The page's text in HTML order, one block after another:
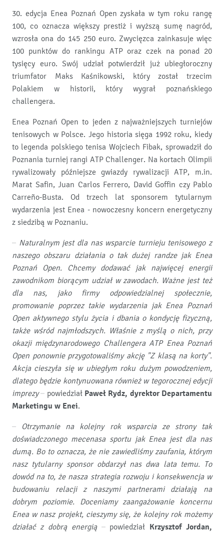
30. edycja Enea Poznań Open zyskała w tym roku rangę
100, co oznacza większy prestiż i wyższą sumę nagród,
wzrosła ona do 145 250 euro. Zwycięzca zainkasuje więc
100 punktów do rankingu ATP oraz czek na ponad 20
tysięcy euro. Swój udział potwierdził już ubiegłoroczny
triumfator Maks Kaśnikowski, który został trzecim
Polakiem w historii, który wygrał poznańskiego
challengera.
Enea Poznań Open to jeden z najważniejszych turniejów
tenisowych w Polsce. Jego historia sięga 1992 roku, kiedy
to legenda polskiego tenisa Wojciech Fibak, sprowadził do
Poznania turniej rangi ATP Challenger. Na kortach Olimpii
rywalizowały późniejsze gwiazdy rywalizacji ATP, m.in.
Marat Safin, Juan Carlos Ferrero, David Goffin czy Pablo
Carreño-Busta. Od trzech lat sponsorem tytularnym
wydarzenia jest Enea - nowoczesny koncern energetyczny
z siedzibą w Poznaniu.
– Naturalnym jest dla nas wsparcie turnieju tenisowego z
naszego obszaru działania o tak dużej randze jak Enea
Poznań Open. Chcemy dodawać jak najwięcej energii
zawodnikom biorącym udział w zawodach. Ważne jest też
dla nas, jako firmy odpowiedzialnej społecznie,
promowanie poprzez takie wydarzenia jak Enea Poznań
Open aktywnego stylu życia i dbania o kondycję fizyczną,
także wśród najmłodszych. Właśnie z myślą o nich, przy
okazji międzynarodowego Challengera ATP Enea Poznań
Open ponownie przygotowaliśmy akcję "Z klasą na korty".
Akcja cieszyła się w ubiegłym roku dużym powodzeniem,
dlatego będzie kontynuowana również w tegorocznej edycji
imprezy– powiedział Paweł Rydz, dyrektor Departamentu
Marketingu w Enei.
– Otrzymanie na kolejny rok wsparcia ze strony tak
doświadczonego mecenasa sportu jak Enea jest dla nas
dumą. Bo to oznacza, że nie zawiedliśmy zaufania, którym
nasz tytularny sponsor obdarzył nas dwa lata temu. To
dowód na to, że nasza strategia rozwoju i konsekwencja w
budowaniu relacji z naszymi partnerami działają na
dobrym poziomie. Doceniamy zaangażowanie koncernu
Enea w nasz projekt, cieszymy się, że kolejny rok możemy
działać z dobrą energią– powiedział Krzysztof Jordan,